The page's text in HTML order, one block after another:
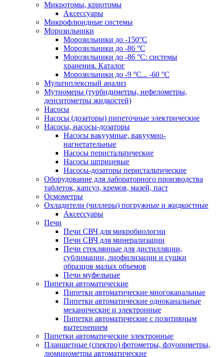
Микротомы, криотомы
Аксессуары
Микрофлюидные системы
Морозильники
Морозильники до -150°С
Морозильники до -86 °C
Морозильники до -86 °C: системы
хранения. Каталог
Морозильники до -9 °C... -60 °C
Мультиплексный анализ
Мутномеры (турбидиметры, нефелометры,
денситометры жидкостей)
Насосы
Насосы (дозаторы) пипеточные электрические
Насосы, насосы-дозаторы
Насосы вакуумные, вакуумно-
нагнетательные
Насосы перистальтические
Насосы шприцевые
Насосы-дозаторы перистальтические
Оборудование для лабораторного производства
таблеток, капсул, кремов, мазей, паст
Осмометры
Охладители (чиллеры) погружные и жидкостные
Аксессуары
Печи
Печи СВЧ для микробиологии
Печи СВЧ для минерализации
Печи стеклянные для дистилляции,
сублимации, лиофилизации и сушки
образцов малых объемов
Печи муфельные
Пипетки автоматические
Пипетки автоматические многоканальные
Пипетки автоматические одноканальные
механические и электронные
Пипетки автоматические с позитивным
вытеснением
Пипетки автоматические электронные
Планшетные (спектро) фотометры, флуориметры,
люминометры автоматические